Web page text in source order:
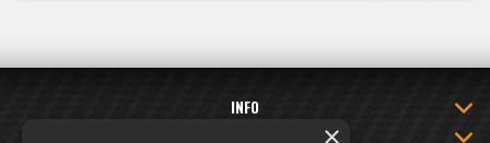
INFO
INFORMÁCIE O NAKUPOVANÍ